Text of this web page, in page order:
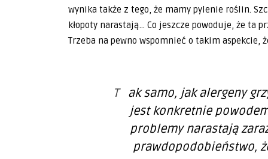
wynika także z tego, że mamy pylenie roślin.
kłopoty narastają… Co jeszcze powoduje, że ta
Trzeba na pewno wspomnieć o takim aspekcie,
Tak samo, jak alergeny grzybów pleśniowych. Jak poznać, co
jest konkretnie
problemy narastają
prawdopodobieństwo,